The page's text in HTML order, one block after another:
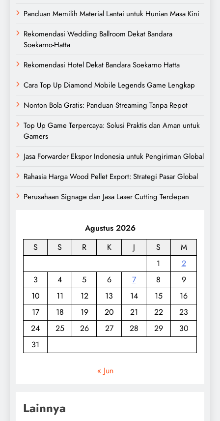
Panduan Memilih Material Lantai untuk Hunian Masa Kini
Rekomendasi Wedding Ballroom Dekat Bandara
Soekarno-Hatta
Rekomendasi Hotel Dekat Bandara Soekarno Hatta
Cara Top Up Diamond Mobile Legends Game Lengkap
Nonton Bola Gratis: Panduan Streaming Tanpa Repot
Top Up Game Terpercaya: Solusi Praktis dan Aman untuk
Gamers
Jasa Forwarder Ekspor Indonesia untuk Pengiriman Global
Rahasia Harga Wood Pellet Export: Strategi Pasar Global
Perusahaan Signage dan Jasa Laser Cutting Terdepan
Agustus 2026
S
S R K J S
M
1
2
3
4 5 6 7 8
9
10
11 12 13 14 15
16
17
18 19 20 21 22
23
24
25 26 27 28 29
30
31
« Jun
Lainnya